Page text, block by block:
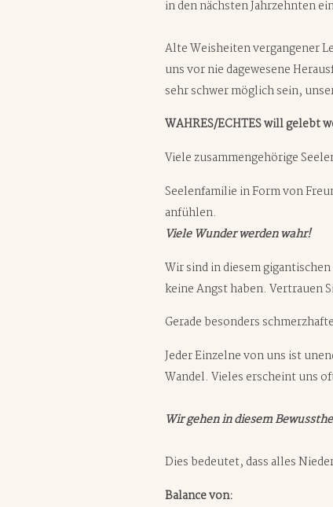
in den nächsten Jahrzehnten
Alte Weisheiten vergangener
uns vor nie dagewesene
sehr schwer möglich sein,
WAHRES/ECHTES will gelebt
Viele zusammengehörige
Seelenfamilie in Form von
anfühlen.
Viele Wunder werden wahr!
Wir sind in diesem
keine Angst haben. Vertrauen
Gerade besonders
Jeder Einzelne von uns ist
Wandel. Vieles erscheint uns
Wir gehen in diesem
Dies bedeutet, dass alles
Balance von: